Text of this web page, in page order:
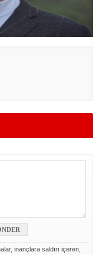
inançlara saldırı içeren,